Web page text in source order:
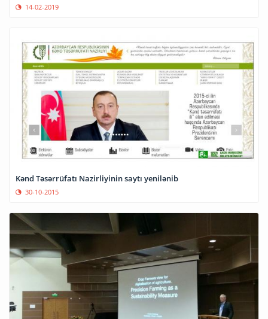
14-02-2019
Kənd Təsərrüfatı Nazirliyinin saytı yenilənib
30-10-2015